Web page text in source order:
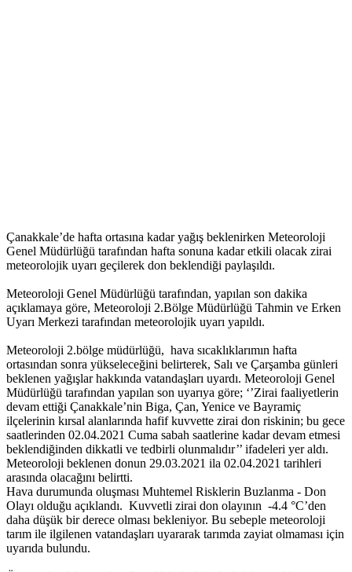
Çanakkale’de hafta ortasına kadar yağış beklenirken Meteoroloji
Genel Müdürlüğü tarafından hafta sonuna kadar etkili olacak zirai
meteorolojik uyarı geçilerek don beklendiği paylaşıldı.
Meteoroloji Genel Müdürlüğü tarafından, yapılan son dakika
açıklamaya göre, Meteoroloji 2.Bölge Müdürlüğü Tahmin ve Erken
Uyarı Merkezi tarafından meteorolojik uyarı yapıldı.
Meteoroloji 2.bölge müdürlüğü, hava sıcaklıklarımın hafta
ortasından sonra yükseleceğini belirterek, Salı ve Çarşamba günleri
beklenen yağışlar hakkında vatandaşları uyardı. Meteoroloji Genel
Müdürlüğü tarafından yapılan son uyarıya göre; ‘’Zirai faaliyetlerin
devam ettiği Çanakkale’nin Biga, Çan, Yenice ve Bayramiç
ilçelerinin kırsal alanlarında hafif kuvvette zirai don riskinin; bu gece
saatlerinden 02.04.2021 Cuma sabah saatlerine kadar devam etmesi
beklendiğinden dikkatli ve tedbirli olunmalıdır’’ ifadeleri yer aldı.
Meteoroloji beklenen donun 29.03.2021 ila 02.04.2021 tarihleri
arasında olacağını belirtti.
Hava durumunda oluşması Muhtemel Risklerin Buzlanma - Don
Olayı olduğu açıklandı. Kuvvetli zirai don olayının -4.4 °C’den
daha düşük bir derece olması bekleniyor. Bu sebeple meteoroloji
tarım ile ilgilenen vatandaşları uyararak tarımda zayiat olmaması için
uyarıda bulundu.